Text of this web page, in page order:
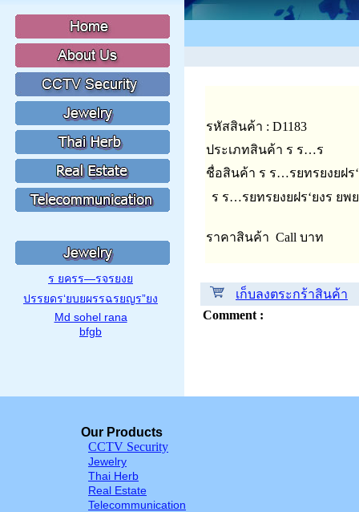
ร ยครร—รจรยงย
ปรรยดร‘ยบยผรรฉรยญร”ยง
Md sohel rana
bfgb
รหัสสินค้า : D1183
ประเภทสินค้า ร ร…ร
ชื่อสินค้า ร ร…รยทรยงยฝร
ร ร…รยทรยงยฝร‘ยงร ยพย
ราคาสินค้า Call บาท
เก็บลงตระกร้าสินค้า
Comment :
Our Products
CCTV Security
Jewelry
Thai Herb
Real Estate
Telecommunication